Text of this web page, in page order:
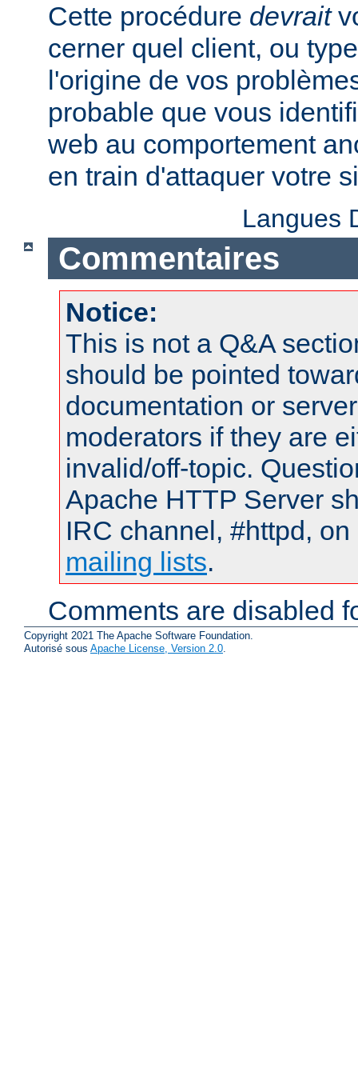
Cette procédure devrait
cerner quel client, ou
l'origine de vos
probable que vous
web au comportement
en train d'attaquer votre
Langues
Commentaires
Notice:
This is not a Q&A
should be pointed
documentation or
moderators if they are
invalid/off-topic.
Apache HTTP Server
IRC channel, #httpd,
mailing lists.
Comments are disabled
Copyright 2021 The Apache Software Foundation.
Autorisé sous Apache License, Version 2.0